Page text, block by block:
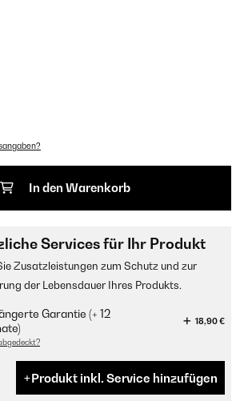
In den Warenkorb
Services für Ihr Produkt
Zusatzleistungen zum Schutz und zur
der Lebensdauer Ihres Produkts.
Garantie (+ 12
18,90 €
Produkt inkl. Service hinzufügen